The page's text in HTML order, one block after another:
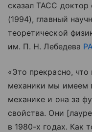
сказал ТАСС доктор
(1994), главный
теоретической
им. П. Н. Лебедева
«Это прекрасно, что
механики мы имеем
механике и она за
свойства. Они
в 1980-х годах. Как